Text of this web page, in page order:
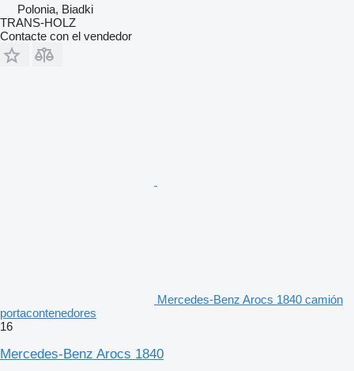
Polonia, Biadki
TRANS-HOLZ
Contacte con el vendedor
Mercedes-Benz Arocs 1840 camión
portacontenedores
16
Mercedes-Benz Arocs 1840